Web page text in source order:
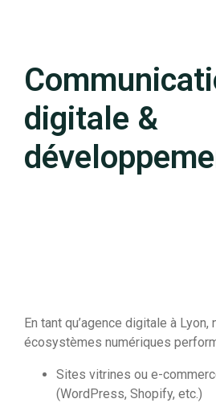
digitale &
En tant qu’agence digitale à
écosystèmes numériques
Sites vitrines ou e-
(WordPress, Shopify, etc.)